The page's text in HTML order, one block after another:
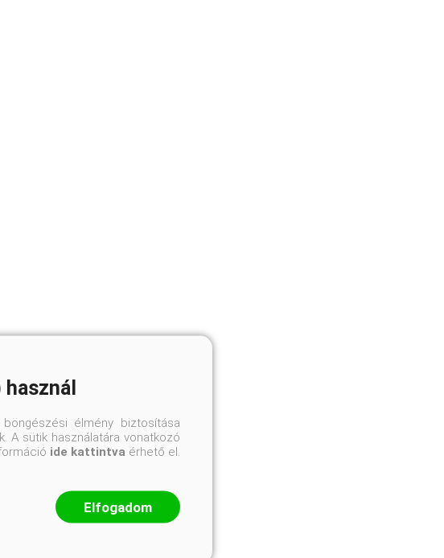
használ
élmény biztosítása
A sütik használatára vonatkozó
ide kattintva érhető el.
Elfogadom